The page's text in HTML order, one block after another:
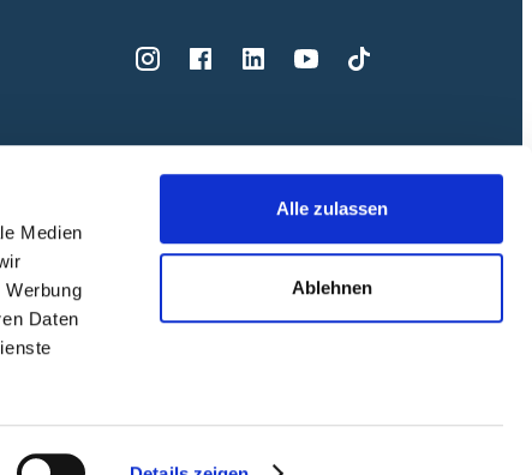
Medien
Daten
Alle zulassen
Ablehnen